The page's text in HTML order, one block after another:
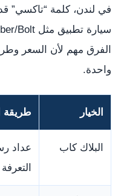
في لندن، كلمة “تاكسي”
الفرق مهم لأن السعر
واحدة.
الخيار طريقة
البلاك كاب
عداد
التعرفة